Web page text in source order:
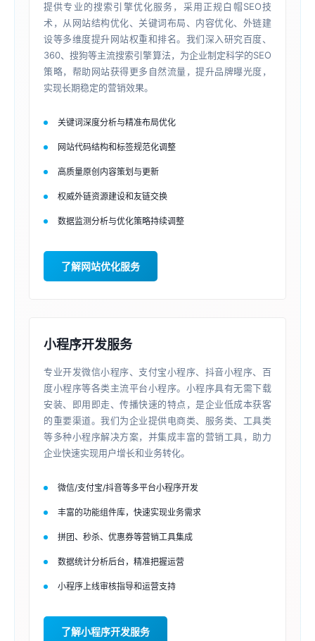
提供专业的搜索引擎优化服务，采用正规白帽SEO技
术，从网站结构优化、关键词布局、内容优化、外链建
设等多维度提升网站权重和排名。我们深入研究百度、
360、搜狗等主流搜索引擎算法，为企业制定科学的SEO
策略，帮助网站获得更多自然流量，提升品牌曝光度，
实现长期稳定的营销效果。
关键词深度分析与精准布局优化
网站代码结构和标签规范化调整
高质量原创内容策划与更新
权威外链资源建设和友链交换
数据监测分析与优化策略持续调整
了解网站优化服务
小程序开发服务
专业开发微信小程序、支付宝小程序、抖音小程序、百
度小程序等各类主流平台小程序。小程序具有无需下载
安装、即用即走、传播快速的特点，是企业低成本获客
的重要渠道。我们为企业提供电商类、服务类、工具类
等多种小程序解决方案，并集成丰富的营销工具，助力
企业快速实现用户增长和业务转化。
微信/支付宝/抖音等多平台小程序开发
丰富的功能组件库，快速实现业务需求
拼团、秒杀、优惠券等营销工具集成
数据统计分析后台，精准把握运营
小程序上线审核指导和运营支持
了解小程序开发服务